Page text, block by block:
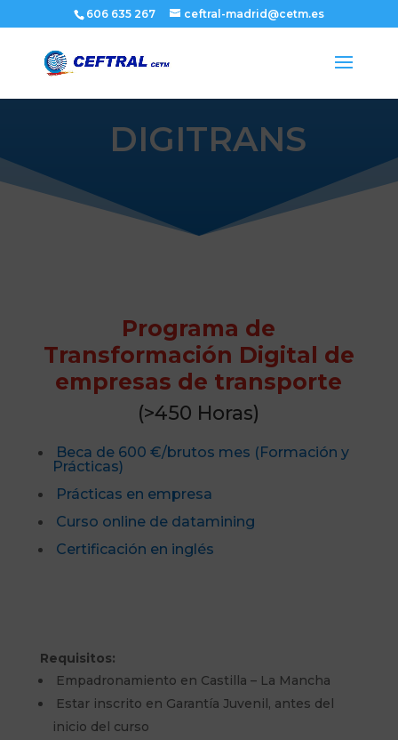
606 635 267 ceftral-madrid@cetm.es
DIGITRANS
Programa de
Transformación Digital de
empresas de transporte
(>450 Horas)
Beca de 600 €/brutos mes (Formación y
Prácticas)
Prácticas en empresa
Curso online de datamining
Certificación en inglés
Requisitos:
Empadronamiento en Castilla – La Mancha
Estar inscrito en Garantía Juvenil, antes del
inicio del curso